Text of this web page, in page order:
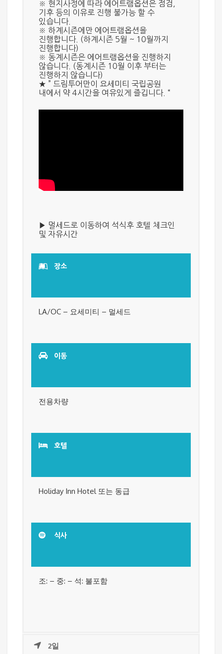
※ 현지사정에 따라 에어트램옵션은 점검,
기후 등의 이유로 진행 불가능 할 수
있습니다.
※ 하계시즌에만 에어트램옵션을
진행합니다. (하계시즌 5월 ~ 10월까지
진행합니다)
※ 동계시즌은 에어트램옵션을 진행하지
않습니다. (동계시즌 10월 이후 부터는
진행하지 않습니다)
★ ” 드림투어만이 요세미티 국립공원
내에서 약 4시간을 여유있게 즐깁니다. “
▶ 멀세드 로 이동하여 석식후 호텔 체크인
및 자유시간
장소
LA/OC – 요세미티 – 멀세드
이동
전용차량
호텔
Holiday Inn Hotel 또는 동급
식사
조: – 중: – 석: 불포함
2일